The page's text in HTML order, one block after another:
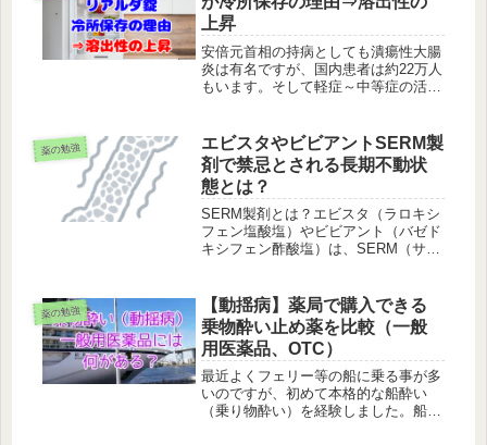
た...
上昇
安倍元首相の持病としても潰瘍性大腸
炎は有名ですが、国内患者は約22万人
もいます。そして軽症～中等症の活動
（一般名：メサラジン腸溶錠）。・通
常、成人にはメサラジンとして1日1
回...
薬の勉強
エビスタやビビアントSERM製
剤で禁忌とされる長期不動状
態とは？
SERM製剤とは？エビスタ（ラロキシ
フェン塩酸塩）やビビアント（バゼド
キシフェン酢酸塩）は、SERM（サー
体モジュレーター）に分類され閉経...
薬の勉強
【動揺病】薬局で購入できる
乗物酔い止め薬を比較（一般
用医薬品、OTC）
最近よくフェリー等の船に乗る事が多
いのですが、初めて本格的な船酔い
（乗り物酔い）を経験しました。船は